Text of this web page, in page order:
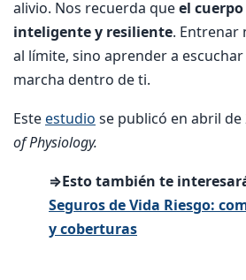
alivio. Nos recuerda queel
inteligente y resiliente. Entrenar
al límite, sino aprender a
marcha dentro de ti.
Esteestudio se publicó en abril de
of Physiology.
⇒Esto también te
Seguros de Vida Riesgo:
y coberturas